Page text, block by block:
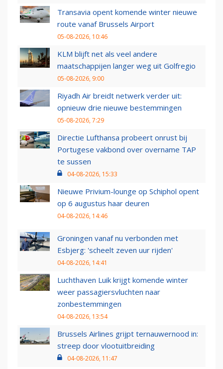
Transavia opent komende winter nieuwe
route vanaf Brussels Airport
05-08-2026, 10:46
KLM blijft net als veel andere
maatschappijen langer weg uit Golfregio
05-08-2026, 9:00
Riyadh Air breidt netwerk verder uit:
opnieuw drie nieuwe bestemmingen
05-08-2026, 7:29
Directie Lufthansa probeert onrust bij
Portugese vakbond over overname TAP
te sussen
04-08-2026, 15:33
Nieuwe Privium-lounge op Schiphol opent
op 6 augustus haar deuren
04-08-2026, 14:46
Groningen vanaf nu verbonden met
Esbjerg: 'scheelt zeven uur rijden'
04-08-2026, 14:41
Luchthaven Luik krijgt komende winter
weer passagiersvluchten naar
zonbestemmingen
04-08-2026, 13:54
Brussels Airlines grijpt ternauwernood in:
streep door vlootuitbreiding
04-08-2026, 11:47